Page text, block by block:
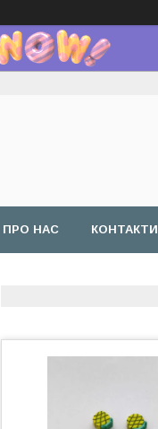
ПРО НАС КОНТАКТИ